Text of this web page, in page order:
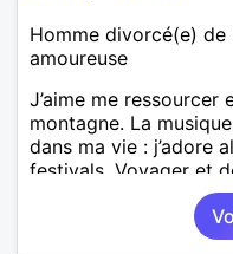
Homme divorcé(e)
amoureuse
J’aime me
montagne. La
dans ma vie : j’adore
festivals. Voyager et
cultures, c’est ce qui
rencontrer quelqu’un
moments simples et